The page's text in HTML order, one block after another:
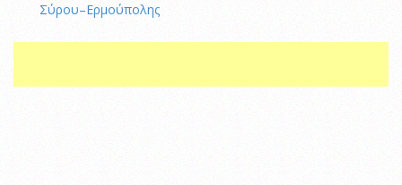
Σύρου–Ερμούπολης